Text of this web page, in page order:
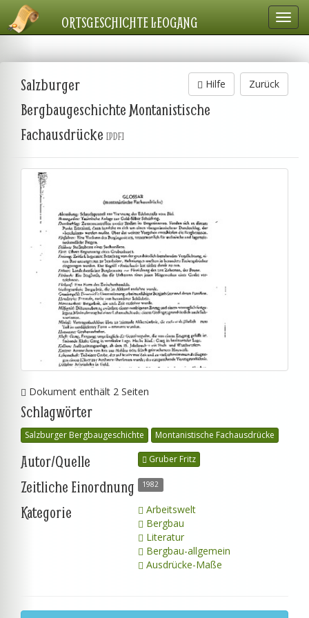
ORTSGESCHICHTE LEOGANG
Zurück
Hilfe
Salzburger
Bergbaugeschichte Montanistische
Fachausdrücke [PDF]
Dokument enthält 2 Seiten
Schlagwörter
Salzburger Bergbaugeschichte Montanistische Fachausdrücke
Autor/Quelle Gruber Fritz
Zeitliche Einordnung 1982
Kategorie
Arbeitswelt
Bergbau
Literatur
Bergbau-allgemein
Ausdrücke-Maße